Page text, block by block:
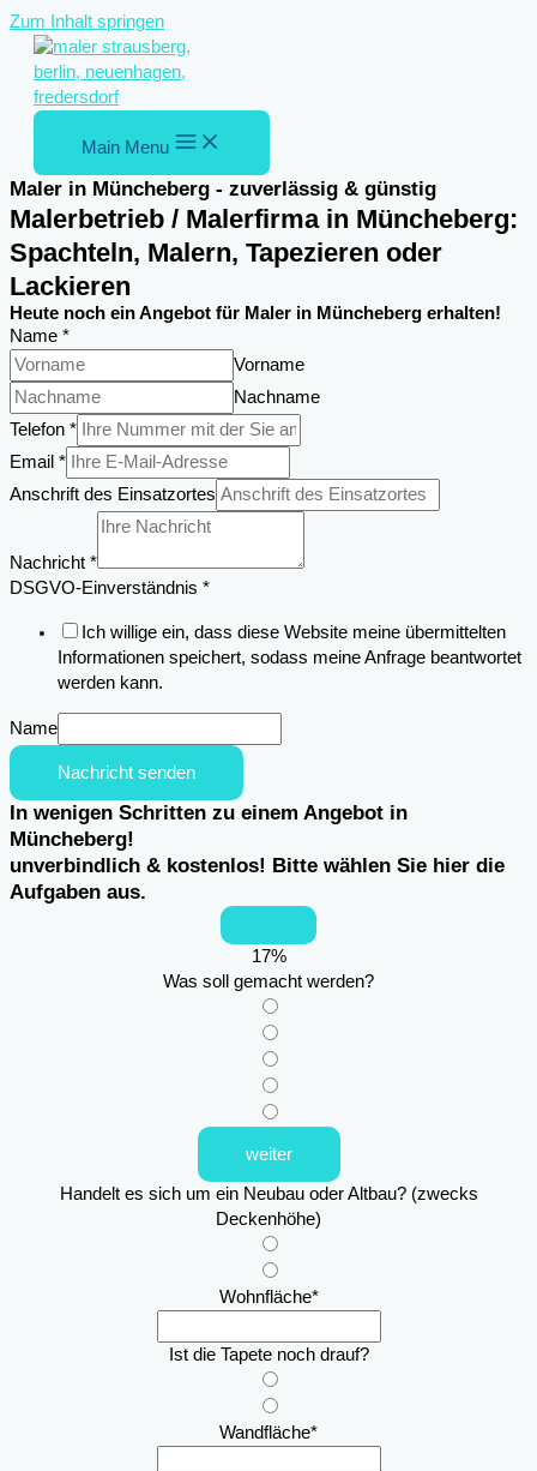
Zum Inhalt springen
Main Menu
Maler in Müncheberg - zuverlässig & günstig
Malerbetrieb / Malerfirma in Müncheberg:
Spachteln, Malern, Tapezieren oder
Lackieren
Heute noch ein Angebot für Maler in Müncheberg erhalten!
Name *
Vorname
Nachname
Telefon *
Nachricht
des
Email *
Anschrift des Einsatzortes
Nachricht *
DSGVO-Einverständnis *
Ich willige ein, dass diese Website meine übermittelten
Informationen speichert, sodass meine Anfrage beantwortet
werden kann.
Name
Nachricht senden
In wenigen Schritten zu einem Angebot in
Müncheberg!
unverbindlich & kostenlos! Bitte wählen Sie hier die
Aufgaben aus.
17%
Was soll gemacht werden?
weiter
Handelt es sich um ein Neubau oder Altbau? (zwecks
Deckenhöhe)
Wohnfläche*
Ist die Tapete noch drauf?
Wandfläche*